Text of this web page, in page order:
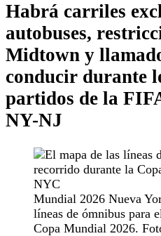
Habrá carriles
autobuses,
Midtown y
conducir durante
partidos de la
NY-NJ
Mundial 2026 Nueva
líneas de ómnibus para
Copa Mundial 2026.